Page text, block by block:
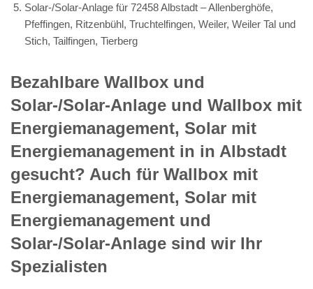
Solar-/Solar-Anlage für 72458 Albstadt – Allenberghöfe,
Pfeffingen, Ritzenbühl, Truchtelfingen, Weiler, Weiler Tal und
Stich, Tailfingen, Tierberg
Bezahlbare Wallbox und
Solar-/Solar-Anlage und Wallbox mit
Energiemanagement, Solar mit
Energiemanagement in in Albstadt
gesucht? Auch für Wallbox mit
Energiemanagement, Solar mit
Energiemanagement und
Solar-/Solar-Anlage sind wir Ihr
Spezialisten